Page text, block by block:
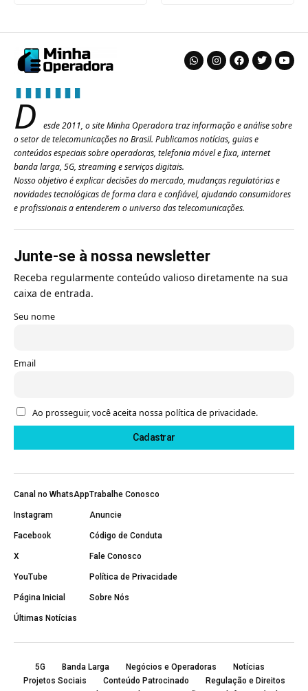
D
esde 2011, o site Minha Operadora traz informação e análise sobre
o setor de telecomunicações no Brasil. Publicamos notícias, guias e
conteúdos especiais sobre operadoras, telefonia móvel e fixa, internet
banda larga, 5G, streaming e serviços digitais.
Nosso objetivo é explicar decisões do mercado, mudanças regulatórias e
novidades tecnológicas de forma clara e confiável, ajudando consumidores
e profissionais a entenderem o universo das telecomunicações.
Junte-se à nossa newsletter
Receba regularmente conteúdo valioso diretamente na sua
caixa de entrada.
Seu nome
Email
Ao prosseguir, você aceita nossa política de privacidade.
Canal no WhatsApp
Instagram
Facebook
X
YouTube
Página Inicial
Últimas Notícias
Trabalhe Conosco
Anuncie
Código de Conduta
Fale Conosco
Política de Privacidade
Sobre Nós
5G Banda Larga Negócios e Operadoras
Notícias
Projetos Sociais
Conteúdo Patrocinado
Regulação e Direitos